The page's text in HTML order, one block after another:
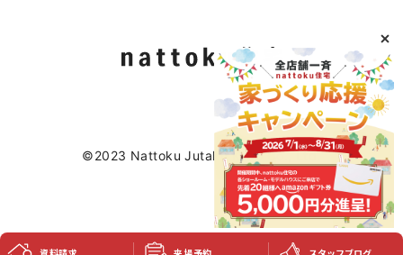
©2023 Nattoku Jutaku Kobo Co., Ltd.